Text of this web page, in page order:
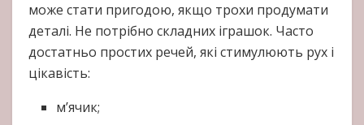
може стати пригодою, якщо трохи продумати
деталі. Не потрібно складних іграшок. Часто
достатньо простих речей, які стимулюють рух і
цікавість:
м’ячик;